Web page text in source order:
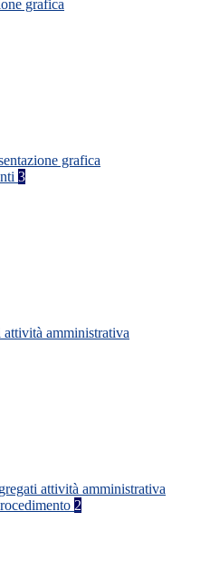
grafica
grafica
3
attività amministrativa
attività amministrativa
2